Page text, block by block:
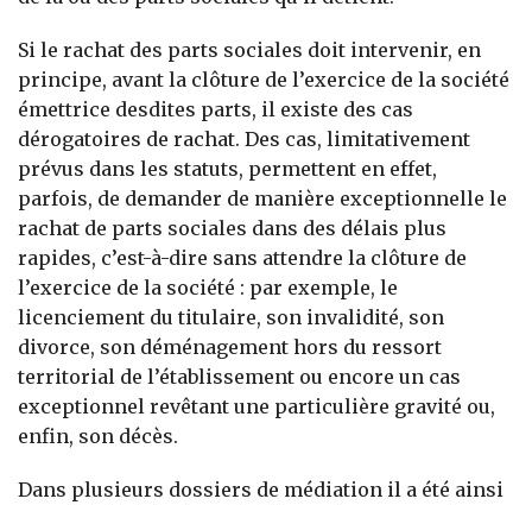
Si le rachat des parts sociales doit intervenir, en
principe, avant la clôture de l’exercice de la société
émettrice desdites parts, il existe des cas
dérogatoires de rachat. Des cas, limitativement
prévus dans les statuts, permettent en effet,
parfois, de demander de manière exceptionnelle le
rachat de parts sociales dans des délais plus
rapides, c’est-à-dire sans attendre la clôture de
l’exercice de la société : par exemple, le
licenciement du titulaire, son invalidité, son
divorce, son déménagement hors du ressort
territorial de l’établissement ou encore un cas
exceptionnel revêtant une particulière gravité ou,
enfin, son décès.
Dans plusieurs dossiers de médiation il a été ainsi